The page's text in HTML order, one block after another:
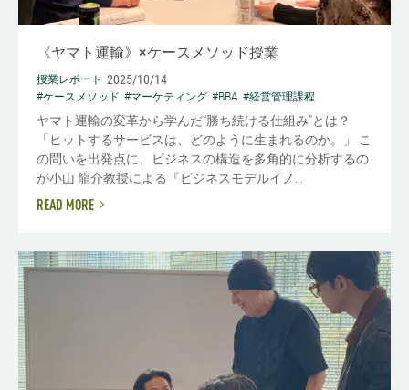
《ヤマト運輸》×ケースメソッド授業
授業レポート 2025/10/14
#ケースメソッド #マーケティング #BBA #経営管理課程
ヤマト運輸の変革から学んだ“勝ち続ける仕組み”とは？
「ヒットするサービスは、どのように生まれるのか。」 こ
の問いを出発点に、ビジネスの構造を多角的に分析するの
が小山 龍介教授による『ビジネスモデルイノ...
READ MORE